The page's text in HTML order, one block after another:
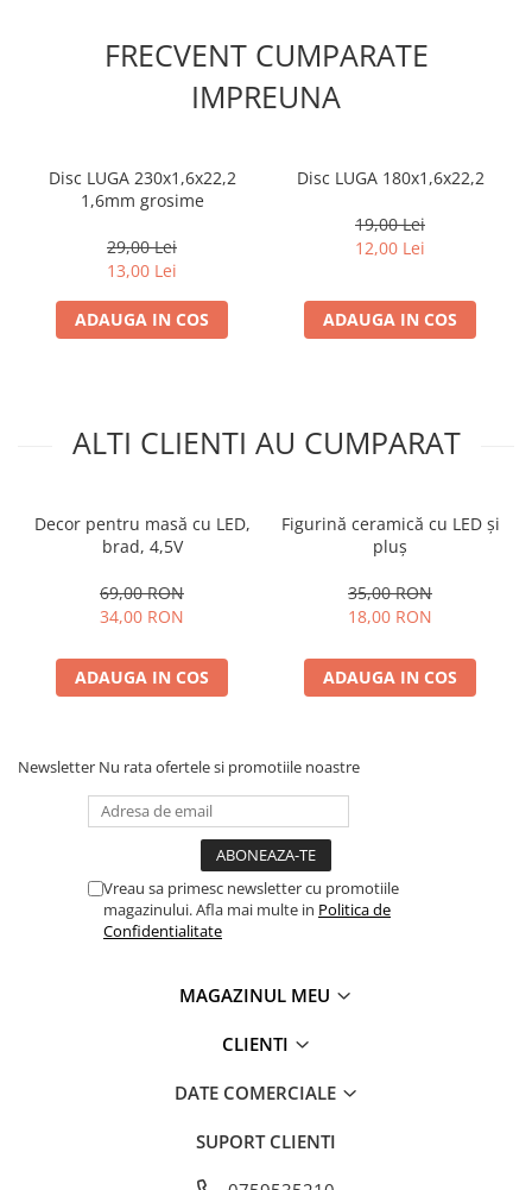
FRECVENT CUMPARATE
IMPREUNA
Disc LUGA 230x1,6x22,2
1,6mm grosime
29,00 Lei
13,00 Lei
ADAUGA IN COS
Disc LUGA 180x1,6x22,2
19,00 Lei
12,00 Lei
ADAUGA IN COS
ALTI CLIENTI AU CUMPARAT
Decor pentru masă cu LED,
brad, 4,5V
69,00 RON
34,00 RON
ADAUGA IN COS
Figurină ceramică cu LED și
pluș
35,00 RON
18,00 RON
ADAUGA IN COS
Newsletter Nu rata ofertele si promotiile noastre
Vreau sa primesc newsletter cu promotiile
magazinului. Afla mai multe in Politica de
Confidentialitate
MAGAZINUL MEU
CLIENTI
DATE COMERCIALE
SUPORT CLIENTI